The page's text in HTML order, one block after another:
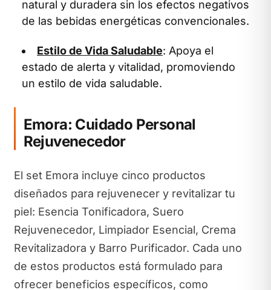
natural y duradera sin los efectos negativos
de las bebidas energéticas convencionales.
Estilo de Vida Saludable: Apoya el
estado de alerta y vitalidad, promoviendo
un estilo de vida saludable.
Emora: Cuidado Personal
Rejuvenecedor
El set Emora incluye cinco productos
diseñados para rejuvenecer y revitalizar tu
piel: Esencia Tonificadora, Suero
Rejuvenecedor, Limpiador Esencial, Crema
Revitalizadora y Barro Purificador. Cada uno
de estos productos está formulado para
ofrecer beneficios específicos, como